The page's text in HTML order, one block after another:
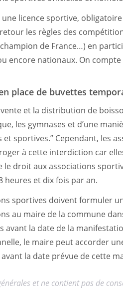
licence sportive,
les règles des
de France…) en
encore nationaux. On compte
place de buvettes
et la distribution de
les gymnases et d’une
sportives.” Cependant, les
à cette interdiction car
le droit aux associations
heures et dix fois par an.
sportives doivent formuler
au maire de la commune
la date de la
le maire peut accorder
la date prévue de cette
et ne contient pas de